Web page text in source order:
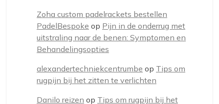
Zoha custom padelrackets bestellen
PadelBespoke op Pijn in de onderrug met
uitstraling naar de benen: Symptomen en
Behandelingsopties
alexandertechniekcentrumbe op Tips om
rugpijn bij het zitten te verlichten
Danilo reizen op Tips om rugpijn bij het